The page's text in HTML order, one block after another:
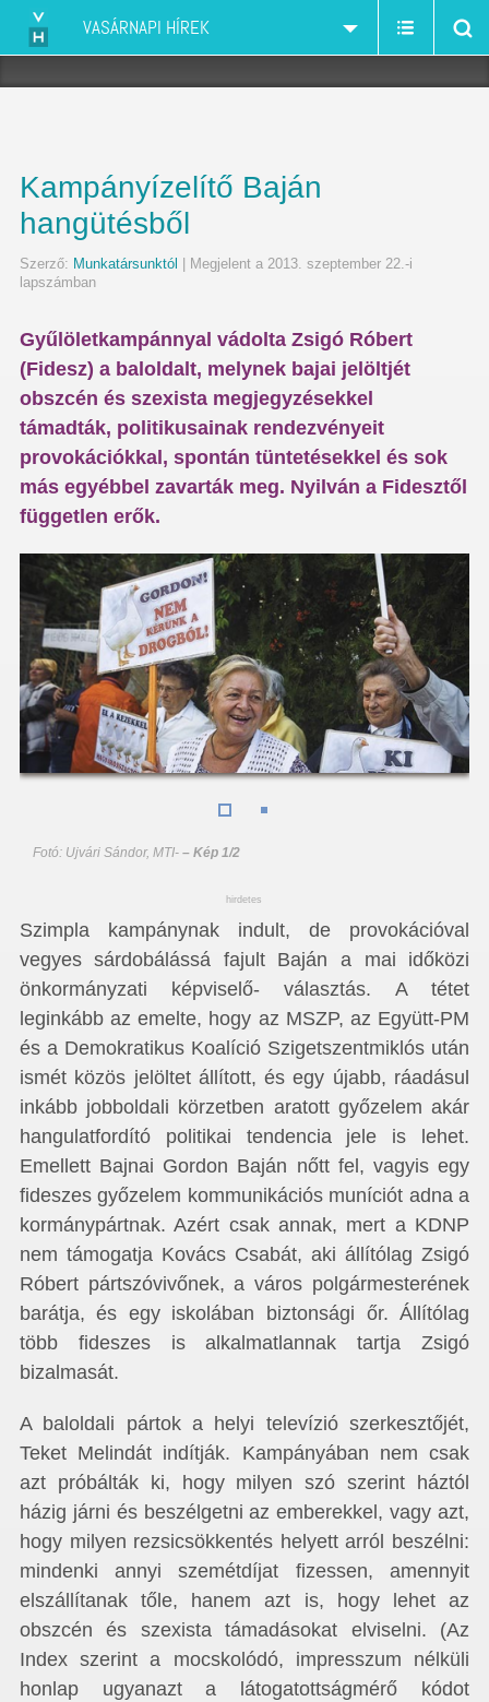
VASÁRNAPI HÍREK
Kampányízelítő Baján
hangütésből
Szerző: Munkatársunktól
| Megjelent a 2013. szeptember 22.-i
lapszámban
Gyűlöletkampánnyal vádolta Zsigó Róbert
(Fidesz) a baloldalt, melynek bajai jelöltjét
obszcén és szexista megjegyzésekkel
támadták, politikusainak rendezvényeit
provokációkkal, spontán tüntetésekkel és sok
más egyébbel zavarták meg. Nyilván a Fidesztől
független erők.
Fotó: Ujvári Sándor, MTI-– Kép 1/2
hirdetes
Szimpla kampánynak indult, de provokációval
vegyes sárdobálássá fajult Baján a mai időközi
önkormányzati képviselő- választás. A tétet
leginkább az emelte, hogy az MSZP, az Együtt-PM
és a Demokratikus Koalíció Szigetszentmiklós után
ismét közös jelöltet állított, és egy újabb, ráadásul
inkább jobboldali körzetben aratott győzelem akár
hangulatfordító politikai tendencia jele is lehet.
Emellett Bajnai Gordon Baján nőtt fel, vagyis egy
fideszes győzelem kommunikációs muníciót adna a
kormánypártnak. Azért csak annak, mert a KDNP
nem támogatja Kovács Csabát, aki állítólag Zsigó
Róbert pártszóvivőnek, a város polgármesterének
barátja, és egy iskolában biztonsági őr. Állítólag
több fideszes is alkalmatlannak tartja Zsigó
bizalmasát.
A baloldali pártok a helyi televízió szerkesztőjét,
Teket Melindát indítják. Kampányában nem csak
azt próbálták ki, hogy milyen szó szerint háztól
házig járni és beszélgetni az emberekkel, vagy azt,
hogy milyen rezsicsökkentés helyett arról beszélni:
mindenki annyi szemétdíjat fizessen, amennyit
elszállítanak tőle, hanem azt is, hogy lehet az
obszcén és szexista támadásokat elviselni. (Az
Index szerint a mocskolódó, impresszum nélküli
honlap ugyanazt a látogatottságmérő kódot